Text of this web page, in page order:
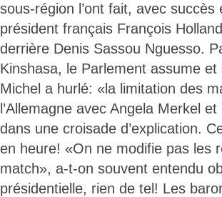
sous-région l’ont fait, avec succès
président français François
derrière Denis Sassou Nguesso.
Kinshasa, le Parlement assume
Michel a hurlé: «la limitation des
l’Allemagne avec Angela Merkel
dans une croisade d’explication.
en heure! «On ne modifie pas les
match», a-t-on souvent entendu
présidentielle, rien de tel! Les